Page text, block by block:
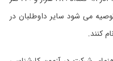
می شود سایر داوطلبان در
کنند.